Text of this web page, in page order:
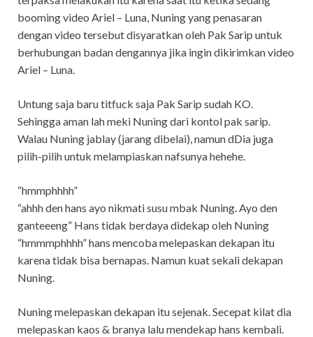
booming video Ariel – Luna, Nuning yang penasaran
dengan video tersebut disyaratkan oleh Pak Sarip untuk
berhubungan badan dengannya jika ingin dikirimkan video
Ariel – Luna.
Untung saja baru titfuck saja Pak Sarip sudah KO.
Sehingga aman lah meki Nuning dari kontol pak sarip.
Walau Nuning jablay (jarang dibelai), namun dDia juga
pilih-pilih untuk melampiaskan nafsunya hehehe.
“hmmphhhh”
“ahhh den hans ayo nikmati susu mbak Nuning. Ayo den
ganteeeng” Hans tidak berdaya didekap oleh Nuning
“hmmmphhhh” hans mencoba melepaskan dekapan itu
karena tidak bisa bernapas. Namun kuat sekali dekapan
Nuning.
Nuning melepaskan dekapan itu sejenak. Secepat kilat dia
melepaskan kaos & branya lalu mendekap hans kembali.